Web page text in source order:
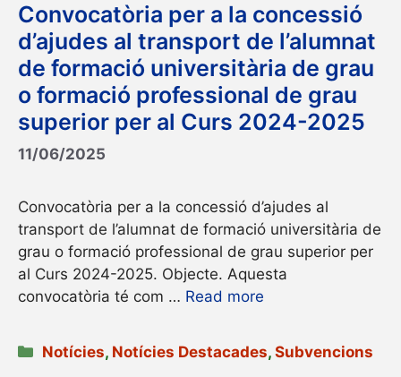
Convocatòria per a la concessió
d’ajudes al transport de l’alumnat
de formació universitària de grau
o formació professional de grau
superior per al Curs 2024-2025
11/06/2025
Convocatòria per a la concessió d’ajudes al
transport de l’alumnat de formació universitària de
grau o formació professional de grau superior per
al Curs 2024-2025. Objecte. Aquesta
convocatòria té com … Read more
Categories
Notícies, Notícies Destacades,Subvencions